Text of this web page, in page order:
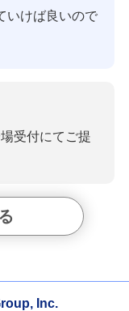
いけば良いので
受付にてご提
Inc.